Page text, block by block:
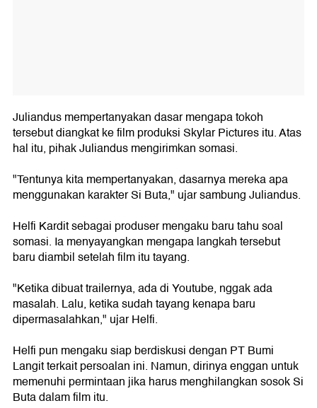
Juliandus mempertanyakan dasar mengapa tokoh
tersebut diangkat ke film produksi Skylar Pictures itu. Atas
hal itu, pihak Juliandus mengirimkan somasi.
"Tentunya kita mempertanyakan, dasarnya mereka apa
menggunakan karakter Si Buta," ujar sambung Juliandus.
Helfi Kardit sebagai produser mengaku baru tahu soal
somasi. Ia menyayangkan mengapa langkah tersebut
baru diambil setelah film itu tayang.
"Ketika dibuat trailernya, ada di Youtube, nggak ada
masalah. Lalu, ketika sudah tayang kenapa baru
dipermasalahkan," ujar Helfi.
Helfi pun mengaku siap berdiskusi dengan PT Bumi
Langit terkait persoalan ini. Namun, dirinya enggan untuk
memenuhi permintaan jika harus menghilangkan sosok Si
Buta dalam film itu.